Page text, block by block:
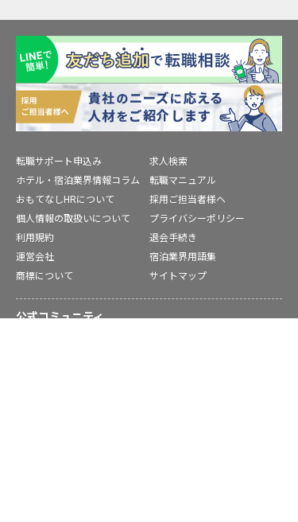
転職サポート申込み
求人検索
ホテル・宿泊業界情報コラム
転職マニュアル
おもてなしHRについて
採用ご担当者様へ
個人情報の取扱いについて
プライバシーポリシー
利用規約
退会手続き
運営会社
宿泊業界用語集
商標について
サイトマップ
公式コミュニティ